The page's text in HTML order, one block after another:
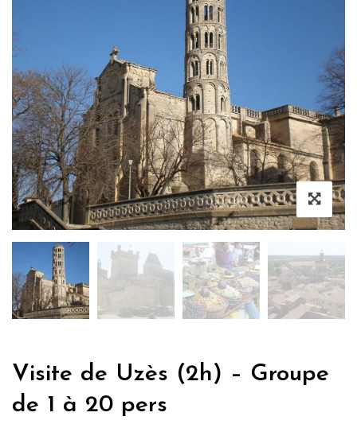
Visite de Uzès (2h) – Groupe
de 1 à 20 pers